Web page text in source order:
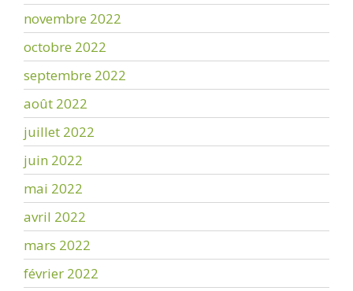
novembre 2022
octobre 2022
septembre 2022
août 2022
juillet 2022
juin 2022
mai 2022
avril 2022
mars 2022
février 2022